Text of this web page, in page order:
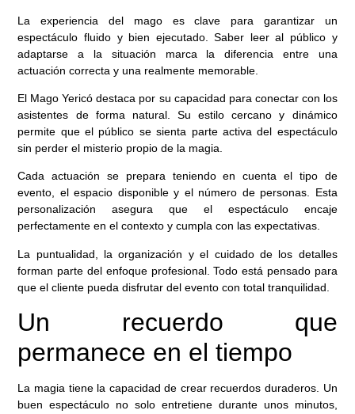
La experiencia del mago es clave para garantizar un
espectáculo fluido y bien ejecutado. Saber leer al público y
adaptarse a la situación marca la diferencia entre una
actuación correcta y una realmente memorable.
El Mago Yericó destaca por su capacidad para conectar con los
asistentes de forma natural. Su estilo cercano y dinámico
permite que el público se sienta parte activa del espectáculo
sin perder el misterio propio de la magia.
Cada actuación se prepara teniendo en cuenta el tipo de
evento, el espacio disponible y el número de personas. Esta
personalización asegura que el espectáculo encaje
perfectamente en el contexto y cumpla con las expectativas.
La puntualidad, la organización y el cuidado de los detalles
forman parte del enfoque profesional. Todo está pensado para
que el cliente pueda disfrutar del evento con total tranquilidad.
Un recuerdo que
permanece en el tiempo
La magia tiene la capacidad de crear recuerdos duraderos. Un
buen espectáculo no solo entretiene durante unos minutos,